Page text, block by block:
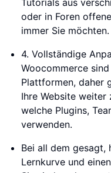
Tutorials aus
oder in Foren
immer Sie möchten.
4. Vollständige
Woocommerce
Plattformen, daher
Ihre Website weiter
welche Plugins,
verwenden.
Bei all dem gesagt,
Lernkurve und